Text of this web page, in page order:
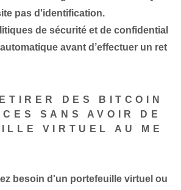
pas d'identification.
de sécurité et de confidential
avant d’effectuer un ret
DES BITCOIN
SANS AVOIR DE
VIRTUEL AU ME
besoin d'un portefeuille virtuel ou